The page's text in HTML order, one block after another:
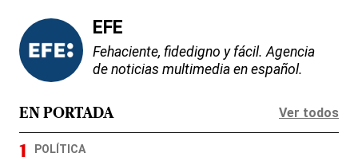
EFE
Fehaciente, fidedigno y fácil. Agencia
de noticias multimedia en español.
EN PORTADA Ver todos
POLÍTICA